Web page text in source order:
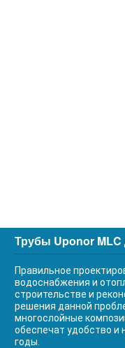
Трубы Uponor
Правильное
водоснабжения и
строительстве и
решения данной
многослойные
обеспечат удобство и
годы.